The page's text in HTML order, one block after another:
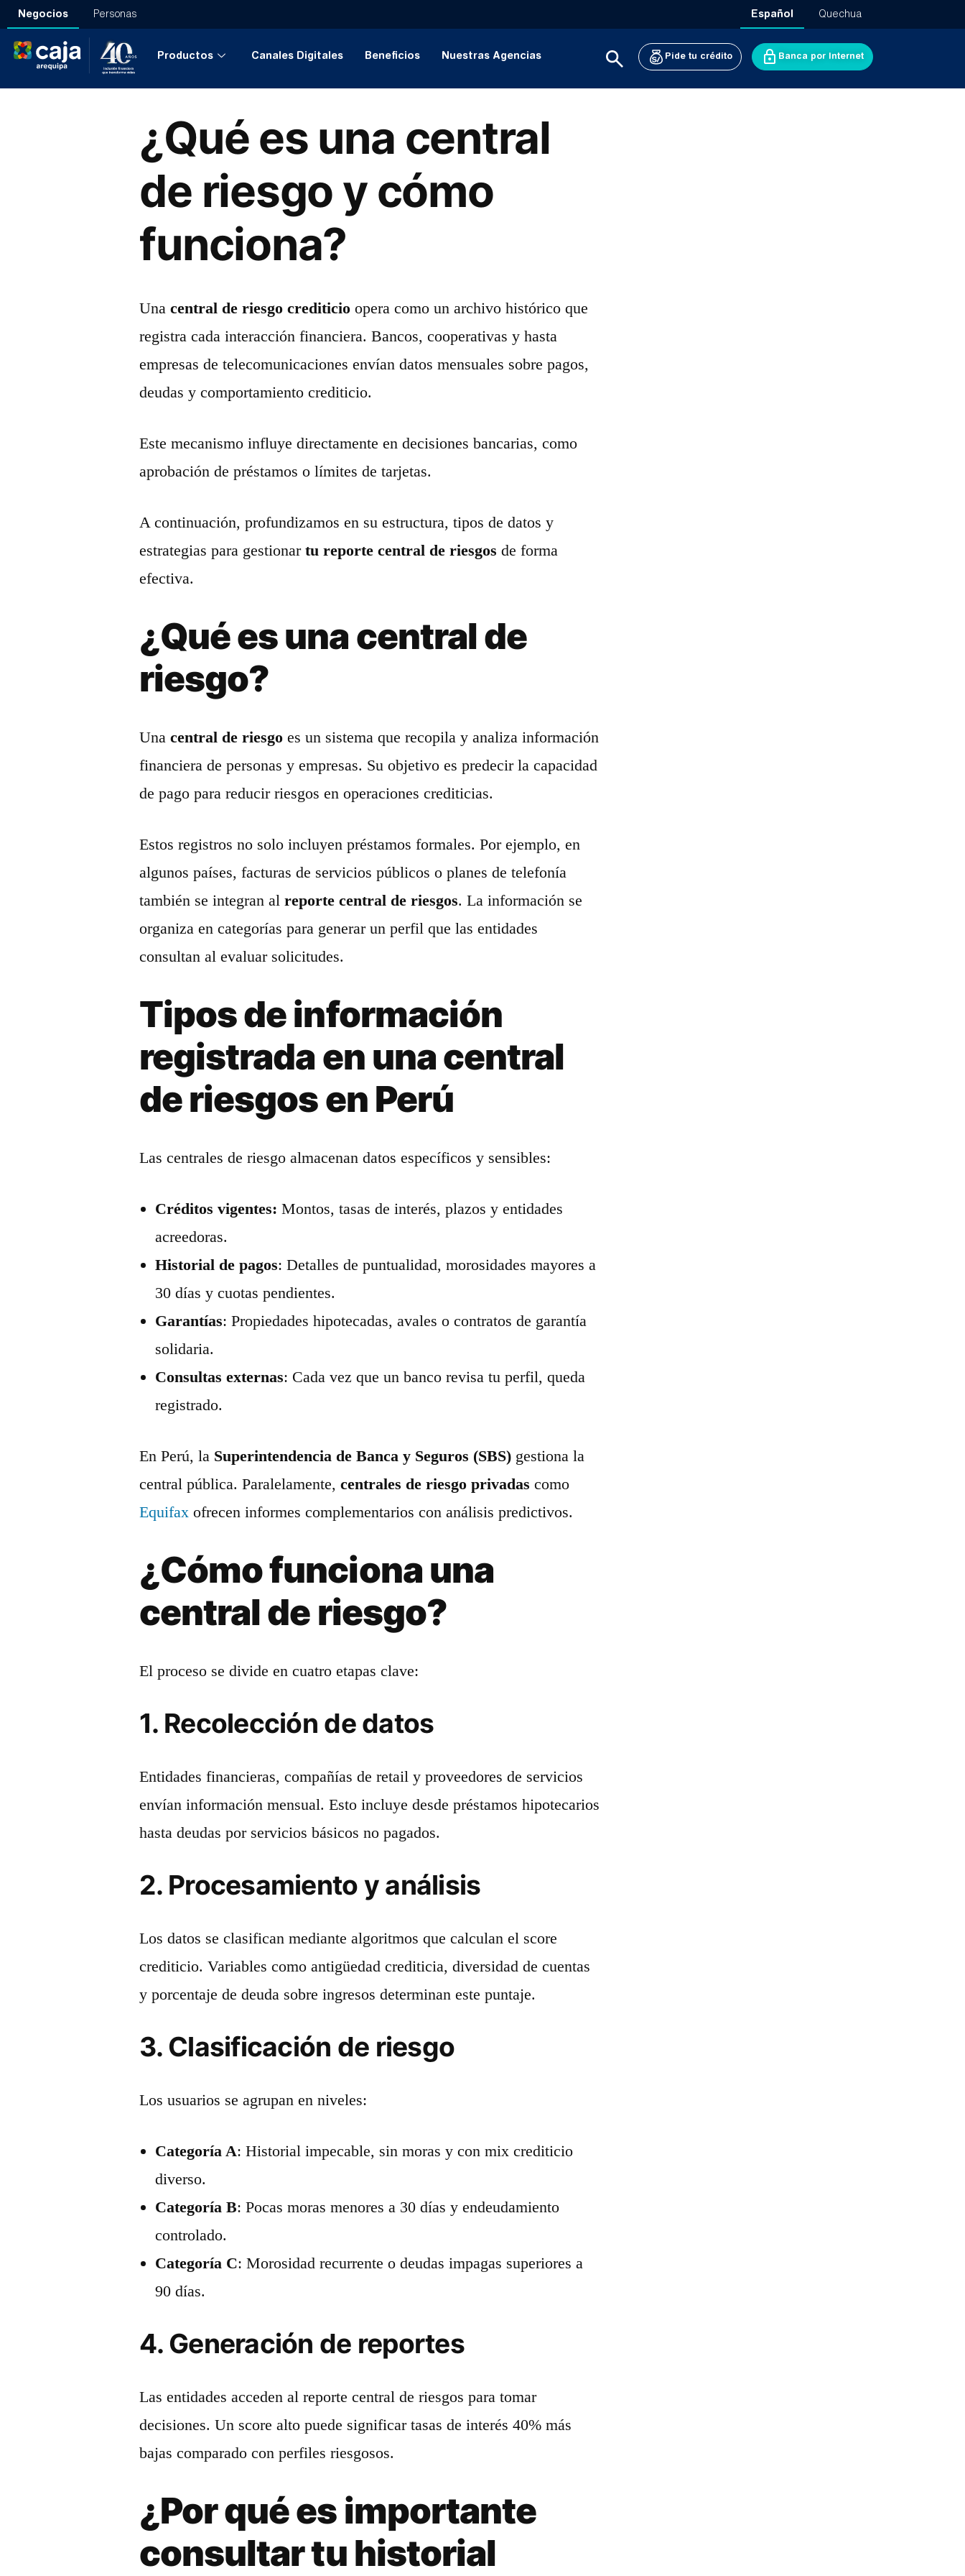
Negocios Personas Español Quechua
Productos Canales Digitales Beneficios Nuestras Agencias Pide tu crédito Banca por Internet
¿Qué es una central
de riesgo y cómo
funciona?
Unacentral de riesgo crediticio opera como un archivo histórico que
registra cada interacción financiera. Bancos, cooperativas y hasta
empresas de telecomunicaciones envían datos mensuales sobre pagos,
deudas y comportamiento crediticio.
Este mecanismo influye directamente en decisiones bancarias, como
aprobación de préstamos o límites de tarjetas.
A continuación, profundizamos en su estructura, tipos de datos y
estrategias para gestionartu reporte central de riesgos de forma
efectiva.
¿Qué es una central de
riesgo?
Unacentral de riesgoes un sistema que recopila y analiza información
financiera de personas y empresas. Su objetivo es predecir la capacidad
de pago para reducir riesgos en operaciones crediticias.
Estos registros no solo incluyen préstamos formales. Por ejemplo, en
algunos países, facturas de servicios públicos o planes de telefonía
también se integran alreporte central de riesgos. La información se
organiza en categorías para generar un perfil que las entidades
consultan al evaluar solicitudes.
Tipos de información
registrada en una central
de riesgos en Perú
Las centrales de riesgo almacenan datos específicos y sensibles:
Créditos vigentes: Montos, tasas de interés, plazos y entidades
acreedoras.
Historial de pagos: Detalles de puntualidad, morosidades mayores a
30 días y cuotas pendientes.
Garantías: Propiedades hipotecadas, avales o contratos de garantía
solidaria.
Consultas externas: Cada vez que un banco revisa tu perfil, queda
registrado.
En Perú, la Superintendencia de Banca y Seguros (SBS) gestiona la
central pública. Paralelamente,centrales de riesgo privadas como
Equifax ofrecen informes complementarios con análisis predictivos.
¿Cómo funciona una
central de riesgo?
El proceso se divide en cuatro etapas clave:
1. Recolección de datos
Entidades financieras, compañías de retail y proveedores de servicios
envían información mensual. Esto incluye desde préstamos hipotecarios
hasta deudas por servicios básicos no pagados.
2. Procesamiento y análisis
Los datos se clasifican mediante algoritmos que calculan el score
crediticio. Variables como antigüedad crediticia, diversidad de cuentas
y porcentaje de deuda sobre ingresos determinan este puntaje.
3. Clasificación de riesgo
Los usuarios se agrupan en niveles:
Categoría A: Historial impecable, sin moras y con mix crediticio
diverso.
Categoría B: Pocas moras menores a 30 días y endeudamiento
controlado.
Categoría C: Morosidad recurrente o deudas impagas superiores a
90 días.
4. Generación de reportes
Las entidades acceden al reporte central de riesgos para tomar
decisiones. Un score alto puede significar tasas de interés 40% más
bajas comparado con perfiles riesgosos.
¿Por qué es importante
consultar tu historial